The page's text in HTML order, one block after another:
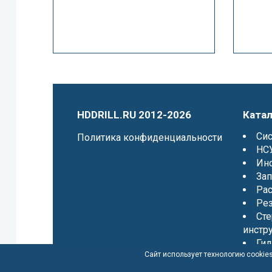
Сайт использует технологию
HDDRILL.RU 2012-2026
Политика конфиденциальности